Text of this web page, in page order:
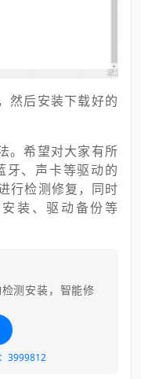
然后安装下载好的
。希望对大家有所
牙、声卡等驱动的
行检测修复，同时
装、驱动备份等
测安装，智能修
3999812